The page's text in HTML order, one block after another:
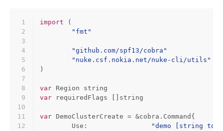
1
2
3
4
5
6
7
8
9
10
11
12
import (
"fmt"
"github.com/spf13/cobra"
"nuke.csf.nokia.net/nuke-cli/utils"
)
var Region string
var requiredFlags [] string
var DemoClusterCreate = &cobra.Command{
	Use:
"demo [string to